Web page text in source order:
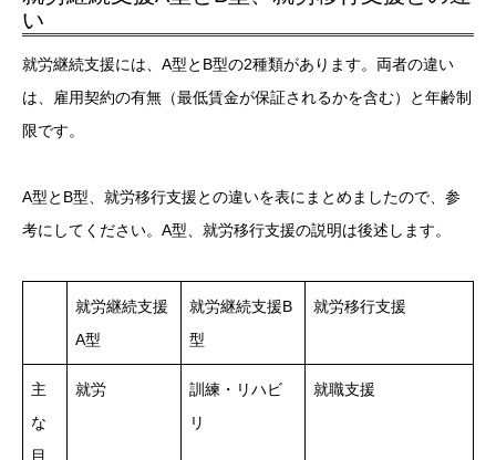
い
就労継続支援には、A型とB型の2種類があります。両者の違い
は、雇用契約の有無（最低賃金が保証されるかを含む）と年齢制
限です。
A型とB型、就労移行支援との違いを表にまとめましたので、参
考にしてください。A型、就労移行支援の説明は後述します。
就労継続支援
A型
就労継続支援B
型
就労移行支援
主
な
目
就労
訓練・リハビ
リ
就職支援